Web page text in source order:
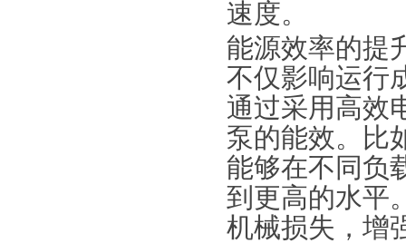
速度。
能源效率的提
不仅影响运行
通过采用高效
泵的能效。比
能够在不同负
到更高的水平
机械损失，增